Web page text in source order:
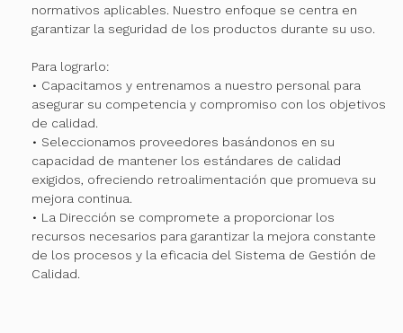
normativos aplicables. Nuestro enfoque se centra en
garantizar la seguridad de los productos durante su uso.
Para lograrlo:
• Capacitamos y entrenamos a nuestro personal para
asegurar su competencia y compromiso con los objetivos
de calidad.
• Seleccionamos proveedores basándonos en su
capacidad de mantener los estándares de calidad
exigidos, ofreciendo retroalimentación que promueva su
mejora continua.
• La Dirección se compromete a proporcionar los
recursos necesarios para garantizar la mejora constante
de los procesos y la eficacia del Sistema de Gestión de
Calidad.